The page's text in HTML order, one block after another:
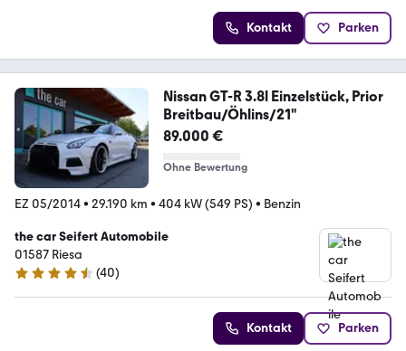
Kontakt Parken
Nissan GT-R 3.8l Einzelstück, Prior
Breitbau/Öhlins/21"
89.000 €
Ohne Bewertung
EZ 05/2014• 29.190 km • 404 kW (549 PS) • Benzin
the car Seifert Automobile
01587 Riesa
4.4 Sterne
(40)
Kontakt Parken